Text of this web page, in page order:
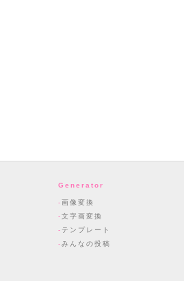
Generator
画像変換
文字画変換
テンプレート
みんなの投稿